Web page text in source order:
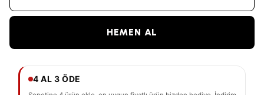
HEMEN AL
4 AL 3 ÖDE